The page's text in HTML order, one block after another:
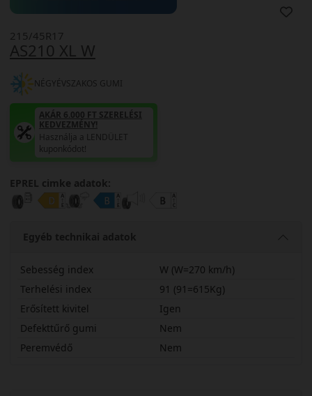
AS210 XL W
215/45R17
NÉGYÉVSZAKOS GUMI
AKÁR 6.000 FT SZERELÉSI
KEDVEZMÉNY!
Használja a LENDÜLET
kuponkódot!
EPREL cimke adatok:
Egyéb technikai adatok
Sebesség index
W (W=270 km/h)
Terhelési index
91 (91=615Kg)
Erősített kivitel
Igen
Defekttűrő gumi
Nem
Peremvédő
Nem